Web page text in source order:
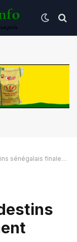
finalement libérés